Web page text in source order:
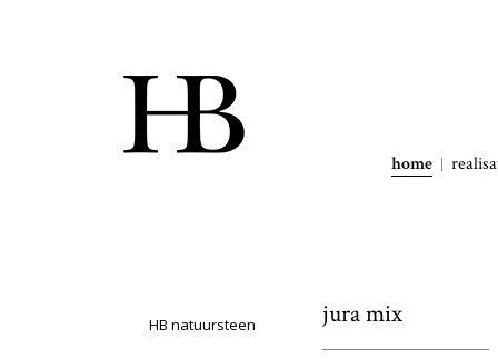
home
HB natuursteen jura mix